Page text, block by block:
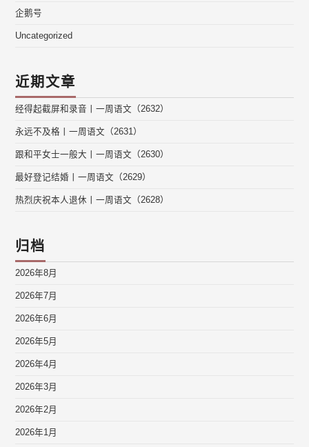
企鹅号
Uncategorized
近期文章
经得起截屏和录音丨一周语文（2632）
永远不及格丨一周语文（2631）
跟和平女士一般大丨一周语文（2630）
最好登记结婚丨一周语文（2629）
热烈庆祝本人退休丨一周语文（2628）
归档
2026年8月
2026年7月
2026年6月
2026年5月
2026年4月
2026年3月
2026年2月
2026年1月